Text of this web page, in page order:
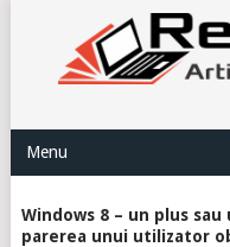
Menu
Windows 8 – un plus
parerea unui utilizator